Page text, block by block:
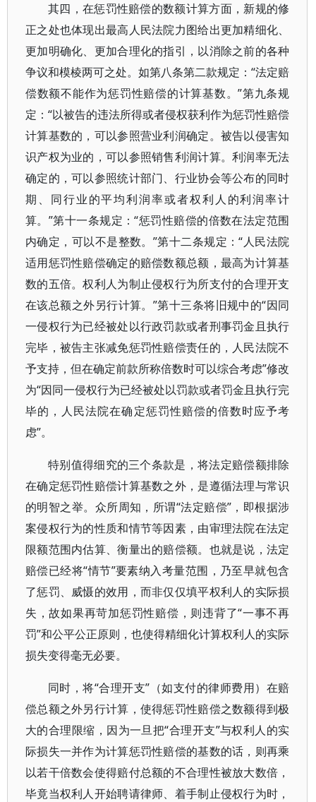
其四，在惩罚性赔偿的数额计算方面，新规的修
正之处也体现出最高人民法院力图给出更加精细化、
更加明确化、更加合理化的指引，以消除之前的各种
争议和模棱两可之处。如第八条第二款规定：“法定赔
偿数额不能作为惩罚性赔偿的计算基数。”第九条规
定：“以被告的违法所得或者侵权获利作为惩罚性赔偿
计算基数的，可以参照营业利润确定。被告以侵害知
识产权为业的，可以参照销售利润计算。利润率无法
确定的，可以参照统计部门、行业协会等公布的同时
期、同行业的平均利润率或者权利人的利润率计
算。”第十一条规定：“惩罚性赔偿的倍数在法定范围
内确定，可以不是整数。”第十二条规定：“人民法院
适用惩罚性赔偿确定的赔偿数额总额，最高为计算基
数的五倍。权利人为制止侵权行为所支付的合理开支
在该总额之外另行计算。”第十三条将旧规中的“因同
一侵权行为已经被处以行政罚款或者刑事罚金且执行
完毕，被告主张减免惩罚性赔偿责任的，人民法院不
予支持，但在确定前款所称倍数时可以综合考虑”修改
为“因同一侵权行为已经被处以罚款或者罚金且执行完
毕的，人民法院在确定惩罚性赔偿的倍数时应予考
虑”。
特别值得细究的三个条款是，将法定赔偿额排除
在确定惩罚性赔偿计算基数之外，是遵循法理与常识
的明智之举。众所周知，所谓“法定赔偿”，即根据涉
案侵权行为的性质和情节等因素，由审理法院在法定
限额范围内估算、衡量出的赔偿额。也就是说，法定
赔偿已经将“情节”要素纳入考量范围，乃至早就包含
了惩罚、威慑的效用，而非仅仅填平权利人的实际损
失，故如果再苛加惩罚性赔偿，则违背了“一事不再
罚”和公平公正原则，也使得精细化计算权利人的实际
损失变得毫无必要。
同时，将“合理开支”（如支付的律师费用）在赔
偿总额之外另行计算，使得惩罚性赔偿之数额得到极
大的合理限缩，因为一旦把“合理开支”与权利人的实
际损失一并作为计算惩罚性赔偿的基数的话，则再乘
以若干倍数会使得赔付总额的不合理性被放大数倍，
毕竟当权利人开始聘请律师、着手制止侵权行为时，